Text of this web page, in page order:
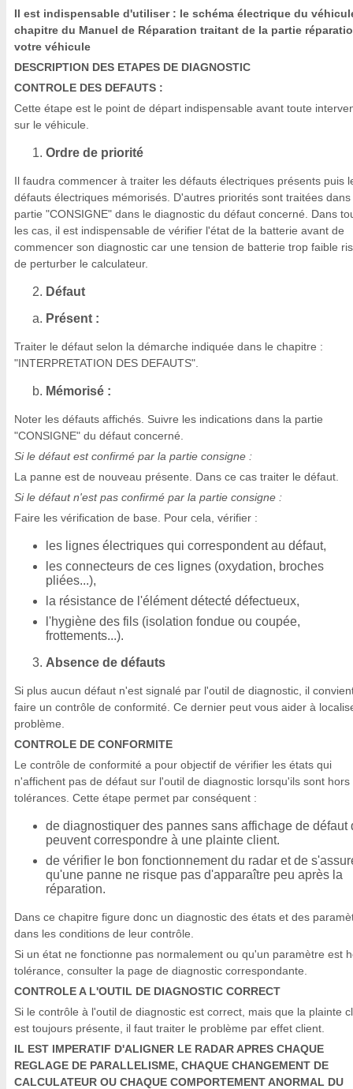
Il est indispensable d'utiliser : le schéma électrique du
chapitre du Manuel de Réparation traitant de la partie
votre véhicule
DESCRIPTION DES ETAPES DE DIAGNOSTIC
CONTROLE DES DEFAUTS :
Cette étape est le point de départ indispensable avant toute
sur le véhicule.
Ordre de priorité
Il faudra commencer à traiter les défauts électriques présents puis
défauts électriques mémorisés. D'autres priorités sont traitées dans
partie "CONSIGNE" dans le diagnostic du défaut concerné. Dans
les cas, il est indispensable de vérifier l'état de la batterie avant de
commencer son diagnostic car une tension de batterie trop faible
de perturber le calculateur.
Défaut
Présent :
Traiter le défaut selon la démarche indiquée dans le chapitre :
"INTERPRETATION DES DEFAUTS".
Mémorisé :
Noter les défauts affichés. Suivre les indications dans la partie
"CONSIGNE" du défaut concerné.
Si le défaut est confirmé par la partie consigne :
La panne est de nouveau présente. Dans ce cas traiter le défaut.
Si le défaut n'est pas confirmé par la partie consigne :
Faire les vérification de base. Pour cela, vérifier :
les lignes électriques qui correspondent au défaut,
les connecteurs de ces lignes (oxydation, broches
pliées...),
la résistance de l'élément détecté défectueux,
l'hygiène des fils (isolation fondue ou coupée,
frottements...).
Absence de défauts
Si plus aucun défaut n'est signalé par l'outil de diagnostic, il
faire un contrôle de conformité. Ce dernier peut vous aider à
problème.
CONTROLE DE CONFORMITE
Le contrôle de conformité a pour objectif de vérifier les états qui
n'affichent pas de défaut sur l'outil de diagnostic lorsqu'ils sont hors
tolérances. Cette étape permet par conséquent :
de diagnostiquer des pannes sans affichage de défaut
peuvent correspondre à une plainte client.
de vérifier le bon fonctionnement du radar et de
qu'une panne ne risque pas d'apparaître peu après la
réparation.
Dans ce chapitre figure donc un diagnostic des états et des
dans les conditions de leur contrôle.
Si un état ne fonctionne pas normalement ou qu'un paramètre est
tolérance, consulter la page de diagnostic correspondante.
CONTROLE A L'OUTIL DE DIAGNOSTIC CORRECT
Si le contrôle à l'outil de diagnostic est correct, mais que la plainte
est toujours présente, il faut traiter le problème par effet client.
IL EST IMPERATIF D'ALIGNER LE RADAR APRES CHAQUE
REGLAGE DE PARALLELISME, CHAQUE CHANGEMENT DE
CALCULATEUR OU CHAQUE COMPORTEMENT ANORMAL DU